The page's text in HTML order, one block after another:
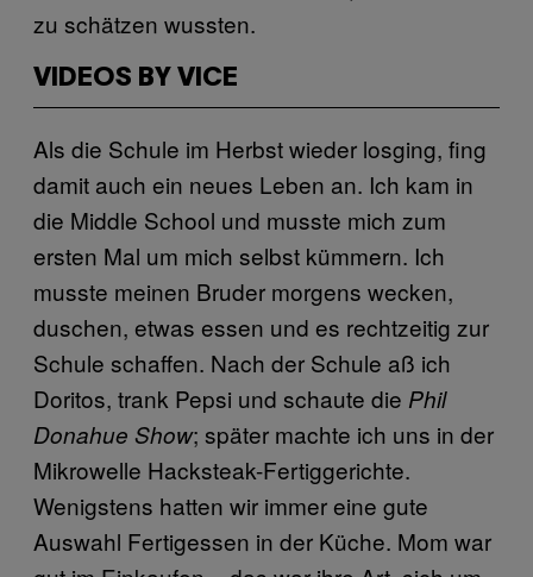
zu schätzen wussten.
VIDEOS BY VICE
Als die Schule im Herbst wieder losging, fing
damit auch ein neues Leben an. Ich kam in
die Middle School und musste mich zum
ersten Mal um mich selbst kümmern. Ich
musste meinen Bruder morgens wecken,
duschen, etwas essen und es rechtzeitig zur
Schule schaffen. Nach der Schule aß ich
Doritos, trank Pepsi und schaute die Phil
Donahue Show; später machte ich uns in der
Mikrowelle Hacksteak-Fertiggerichte.
Wenigstens hatten wir immer eine gute
Auswahl Fertigessen in der Küche. Mom war